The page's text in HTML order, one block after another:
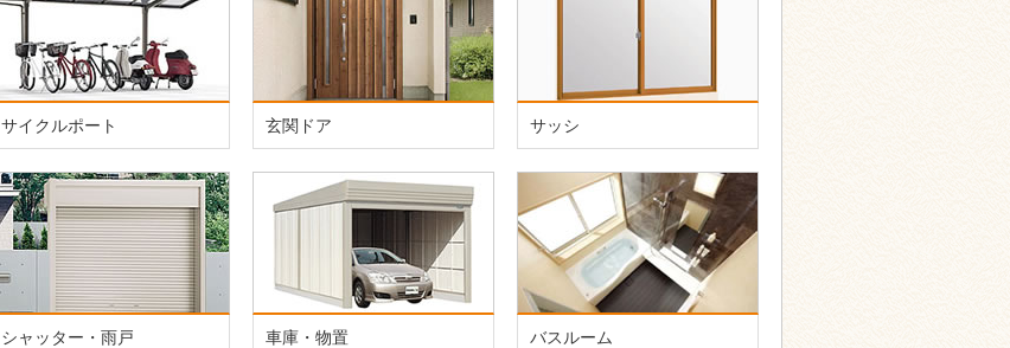
サイクルポート 玄関ドア サッシ
シャッター・雨戸 車庫・物置 バスルーム